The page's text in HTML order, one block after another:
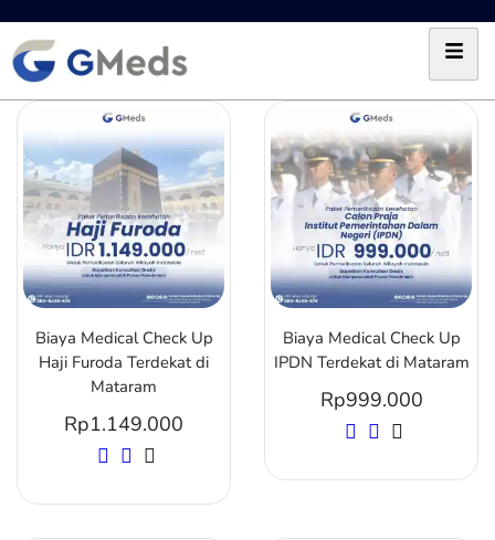
Biaya Medical Check Up
Haji Furoda Terdekat di
Mataram
Rp1.149.000
Biaya Medical Check Up
IPDN Terdekat di Mataram
Rp999.000